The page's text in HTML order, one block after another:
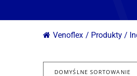
Venoflex / Produkty /
DOMYŚLNE SORTOWANIE